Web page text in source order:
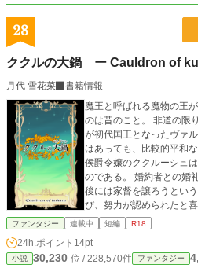
28
ククルの大鍋 ー Cauldron of
月代 雪花菜
書籍情報
魔王と呼ばれる魔物の王
のは昔のこと。 非道の限
が初代国王となったヴァ
はあっても、比較的平和
侯爵令嬢のククルーシュ
のである。 婚約者との婚
後には家督を譲ろうとい
び、努力が認められたと
ら突き落とされ、意識不
た。 目撃者もいない中で
を取り戻したいとも思え
ファンタジー 連載中 短編 R18
24h.ポイント 14pt
小説 30,230 位 / 228,570件 ファンタジー